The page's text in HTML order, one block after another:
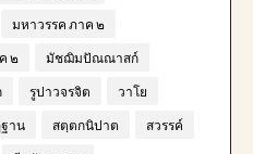
มหาวรรค ภาค ๒
๒ มัชฌิมปัณณาสก์
รูปาวจรจิต วาโย
าน สตฺตกนิปาต สวรรค์